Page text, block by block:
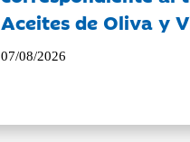
Aceites de Oliva y
07/08/2026